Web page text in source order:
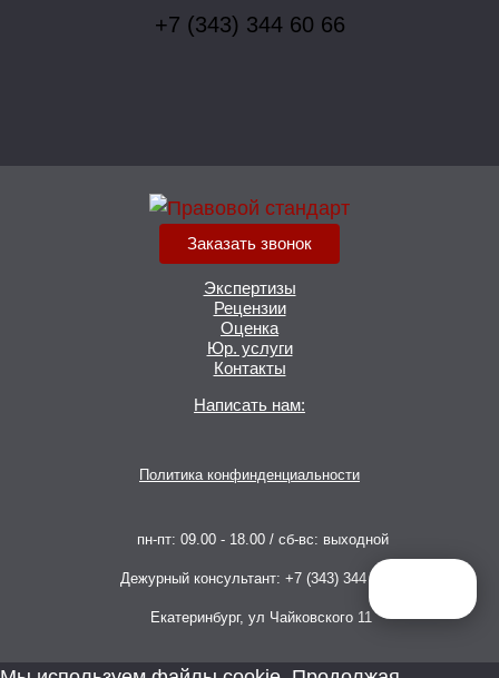
+7 (343) 344 60 66
Заказать звонок
Экспертизы
Рецензии
Оценка
Юр. услуги
Контакты
Написать нам:
Политика конфинденциальности
пн-пт: 09.00 - 18.00 / сб-вс: выходной
Дежурный консультант: +7 (343) 344 60 66
Екатеринбург, ул Чайковского 11